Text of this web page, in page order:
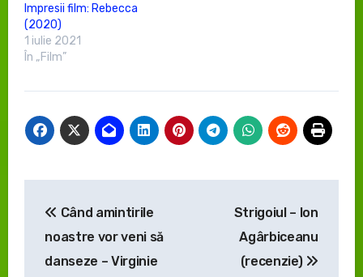
Impresii film: Rebecca
(2020)
1 iulie 2021
În „Film”
în
articole
Când amintirile
noastre vor veni să
danseze – Virginie
Strigoiul – Ion
Agârbiceanu
(recenzie)